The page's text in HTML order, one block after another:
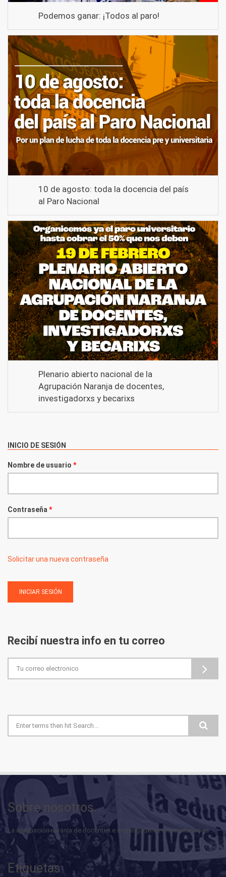
Podemos ganar: ¡Todos al paro!
10 de agosto: toda la docencia del país
al Paro Nacional
Plenario abierto nacional de la
Agrupación Naranja de docentes,
investigadorxs y becarixs
INICIO DE SESIÓN
Nombre de usuario *
Contraseña*
Solicitar una nueva contraseña
Recibí nuestra info en tu correo
Formulario de búsqueda
Sobre nosotros...
La agrupación naranja de docentes e investigadores universitarios es...
Etiquetas